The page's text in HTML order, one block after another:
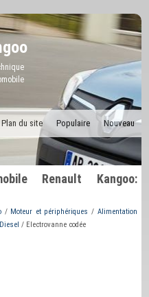
Nouveau
Populaire
Plan du site
Renault Kangoo:
/ Moteur et périphériques / Alimentation
/ Electrovanne codée